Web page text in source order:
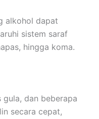
alkohol dapat
sistem saraf
hingga koma.
dan beberapa
secara cepat,